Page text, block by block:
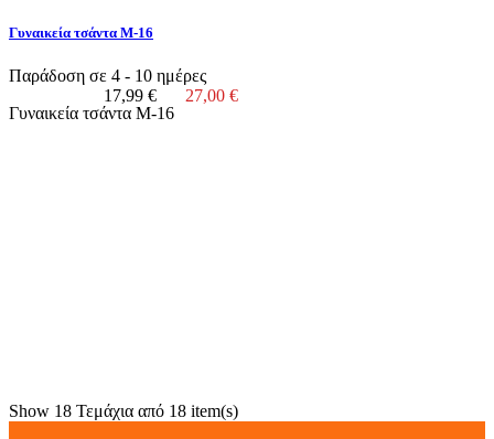
Γυναικεία τσάντα M-16
Παράδοση σε 4 - 10 ημέρες
17,99 €
27,00 €
Γυναικεία τσάντα M-16
Show 18 Τεμάχια από 18 item(s)